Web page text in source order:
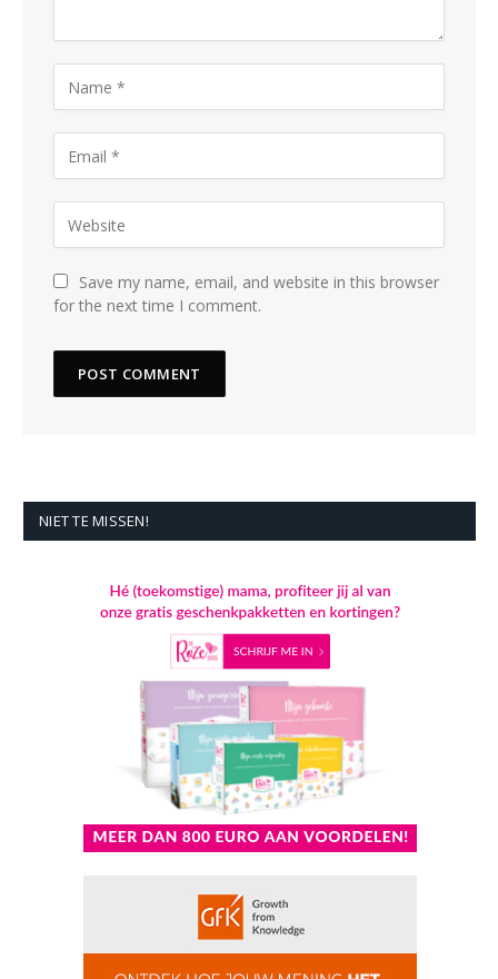
Save my name, email, and website in this browser
for the next time I comment.
NIET TE MISSEN!